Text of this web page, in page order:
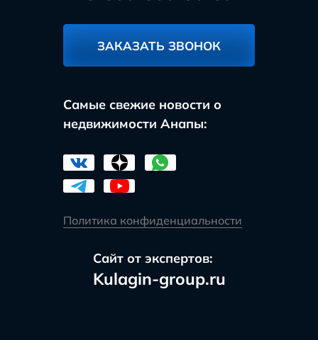
ЗАКАЗАТЬ ЗВОНОК
Самые свежие новости о
недвижимости Анапы:
Политика конфиденциальности
Сайт от экспертов:
Kulagin-group.ru